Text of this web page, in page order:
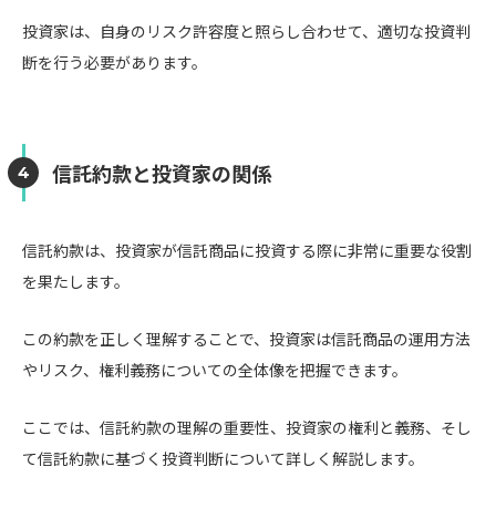
投資家は、自身のリスク許容度と照らし合わせて、適切な投資判
断を行う必要があります。
信託約款と投資家の関係
信託約款は、投資家が信託商品に投資する際に非常に重要な役割
を果たします。
この約款を正しく理解することで、投資家は信託商品の運用方法
やリスク、権利義務についての全体像を把握できます。
ここでは、信託約款の理解の重要性、投資家の権利と義務、そし
て信託約款に基づく投資判断について詳しく解説します。